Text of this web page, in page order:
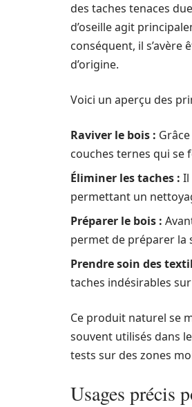
des taches tenaces
d’oseille agit
conséquent, il
d’origine.
Voici un aperçu des
Raviver le bois :
couches ternes qui se
Éliminer les taches : Il
permettant un
Préparer le bois :
permet de préparer la
Prendre soin des
taches indésirables
Ce produit naturel se
souvent utilisés dans
tests sur des zones
Usages précis